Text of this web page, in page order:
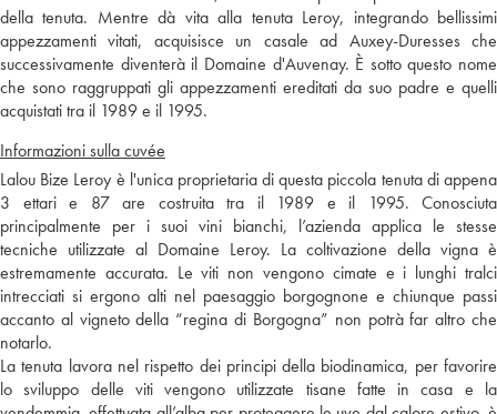
della tenuta. Mentre dà vita alla tenuta Leroy, integrando bellissimi
appezzamenti vitati, acquisisce un casale ad Auxey-Duresses che
successivamente diventerà il Domaine d'Auvenay. È sotto questo nome
che sono raggruppati gli appezzamenti ereditati da suo padre e quelli
acquistati tra il 1989 e il 1995.
Informazioni sulla cuvée
Lalou Bize Leroy è l'unica proprietaria di questa piccola tenuta di appena
3 ettari e 87 are costruita tra il 1989 e il 1995. Conosciuta
principalmente per i suoi vini bianchi, l’azienda applica le stesse
tecniche utilizzate al Domaine Leroy. La coltivazione della vigna è
estremamente accurata. Le viti non vengono cimate e i lunghi tralci
intrecciati si ergono alti nel paesaggio borgognone e chiunque passi
accanto al vigneto della “regina di Borgogna” non potrà far altro che
notarlo.
La tenuta lavora nel rispetto dei principi della biodinamica, per favorire
lo sviluppo delle viti vengono utilizzate tisane fatte in casa e la